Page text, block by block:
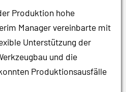
Produktion hohe
Manager vereinbarte mit
Unterstützung der
und die
Produktionsausfälle